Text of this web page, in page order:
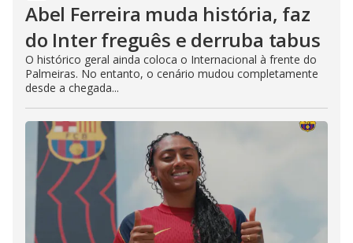
Abel Ferreira muda história, faz
do Inter freguês e derruba tabus
O histórico geral ainda coloca o Internacional à frente do
Palmeiras. No entanto, o cenário mudou completamente
desde a chegada...